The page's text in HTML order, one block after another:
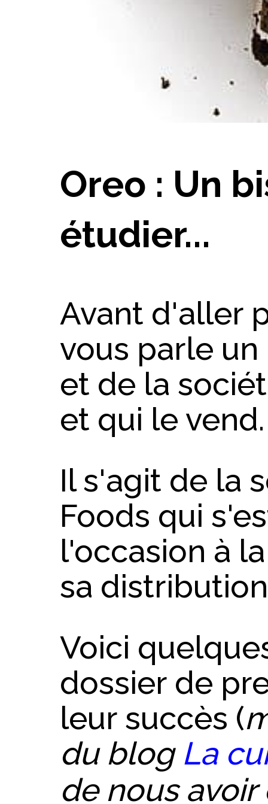
Oreo : Un
étudier...
Avant d'aller
vous parle
et de la
et qui le vend.
Il s'agit de la
Foods qui
l'occasion à
sa
Voici
dossier de
leur succès (
du blog La
de nous